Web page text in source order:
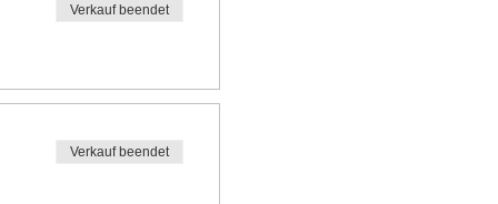
Verkauf beendet
Verkauf beendet